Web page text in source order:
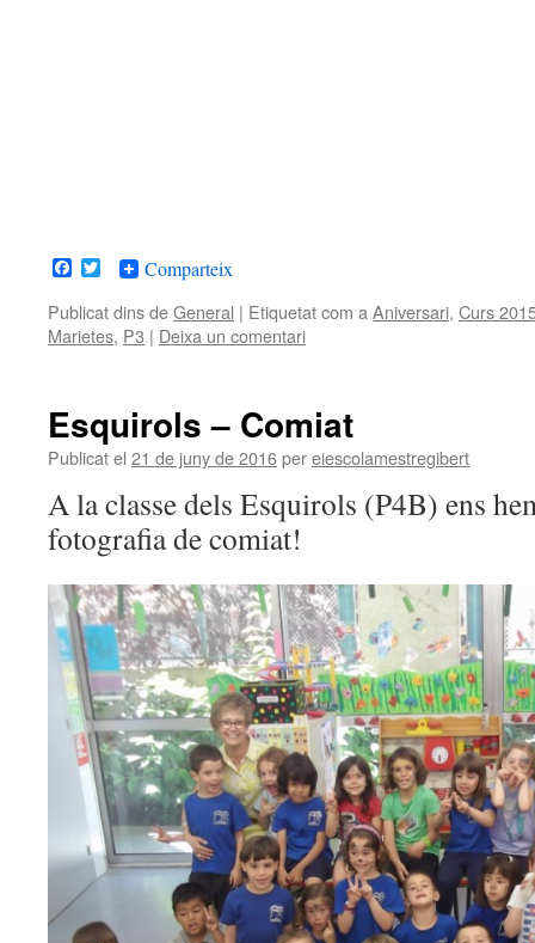
Facebook
TwitterComparteix
Publicat dins deGeneral | Etiquetat com a Aniversari, Curs
Marietes, P3 | Deixa un comentari
Esquirols – Comiat
Publicat el 21 de juny de 2016pereiescolamestregibert
A la classe dels Esquirols (P4B) ens
fotografia de comiat!